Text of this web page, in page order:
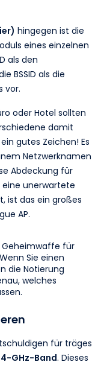
hingegen ist die
eines einzelnen
als den
BSSID als die
vor.
oder Hotel sollten
damit
gutes Zeichen! Es
Netzwerknamen
Abdeckung für
eine unerwartete
ist das ein großes
AP.
Geheimwaffe für
Sie einen
die Notierung
welches
für träges
GHz-Band. Dieses